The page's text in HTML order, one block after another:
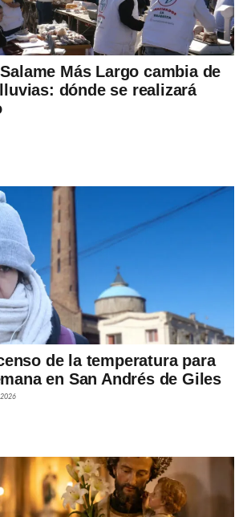
Más Largo cambia de
dónde se realizará
de la temperatura para
en San Andrés de Giles
2026